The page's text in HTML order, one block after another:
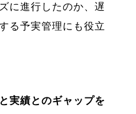
に進行したのか、遅
る予実管理にも役立
実績とのギャップを